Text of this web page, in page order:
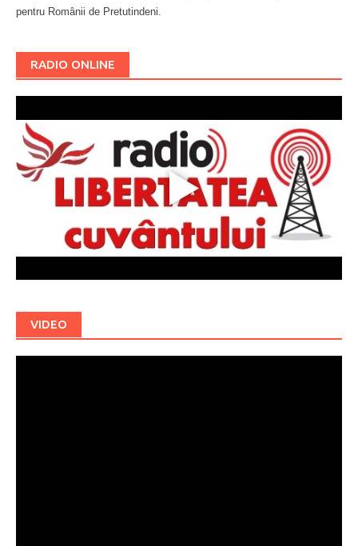
pentru Românii de Pretutindeni.
RADIO ONLINE
VIDEO